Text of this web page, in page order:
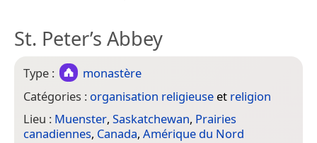
St. Peter’s Abbey
Type :
monastère
Catégories : organisation religieuse et religion
Lieu : Muenster, Saskatchewan, Prairies
canadiennes, Canada, Amérique du Nord